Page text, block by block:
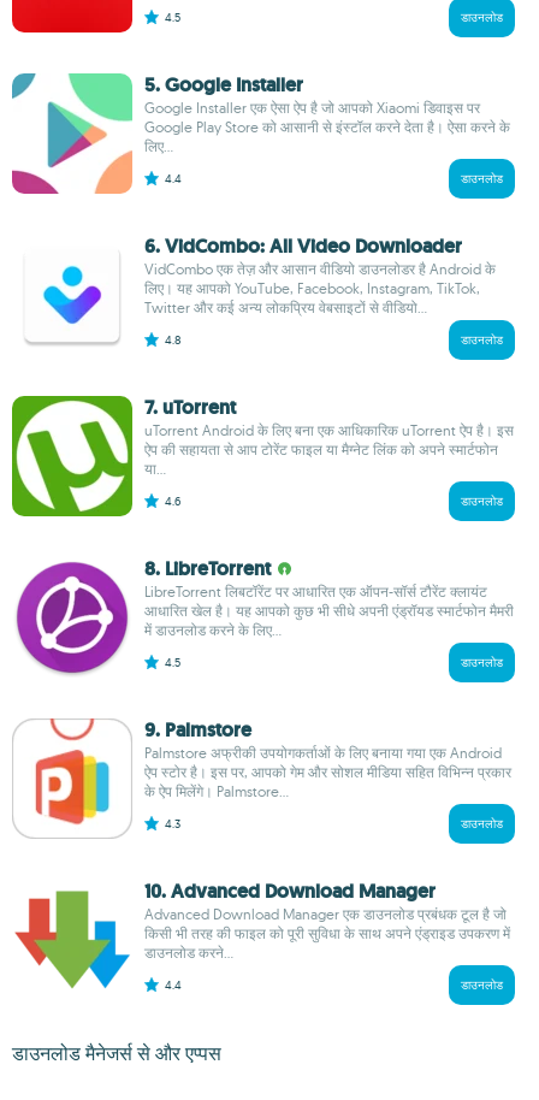
4.5 डाउनलोड
5. Google Installer
Google Installer एक ऐसा ऐप है जो आपको Xiaomi डिवाइस पर
Google Play Store को आसानी से इंस्टॉल करने देता है। ऐसा करने के
लिए...
4.4 डाउनलोड
6. VidCombo: All Video Downloader
VidCombo एक तेज़ और आसान वीडियो डाउनलोडर है Android के
लिए। यह आपको YouTube, Facebook, Instagram, TikTok,
Twitter और कई अन्य लोकप्रिय वेबसाइटों से वीडियो...
4.8 डाउनलोड
7. uTorrent
uTorrent Android के लिए बना एक आधिकारिक uTorrent ऐप है। इस
ऐप की सहायता से आप टोरेंट फाइल या मैग्नेट लिंक को अपने स्मार्टफोन
या...
4.6 डाउनलोड
8. LibreTorrent
LibreTorrent लिबटॉरेंट पर आधारित एक ऑपन-सॉर्स टौरेंट क्लायंट
आधारित खेल है। यह आपको कुछ भी सीधे अपनी एंड्रॉयड स्मार्टफोन मैमरी
में डाउनलोड करने के लिए...
4.5 डाउनलोड
9. Palmstore
Palmstore अफ्रीकी उपयोगकर्ताओं के लिए बनाया गया एक Android
ऐप स्टोर है। इस पर, आपको गेम और सोशल मीडिया सहित विभिन्न प्रकार
के ऐप मिलेंगे। Palmstore...
4.3 डाउनलोड
10. Advanced Download Manager
Advanced Download Manager एक डाउनलोड प्रबंधक टूल है जो
किसी भी तरह की फाइल को पूरी सुविधा के साथ अपने एंड्राइड उपकरण में
डाउनलोड करने...
4.4 डाउनलोड
डाउनलोड मैनेजर्स से और एप्पस